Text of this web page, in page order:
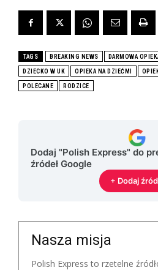
TAGS BREAKING NEWS DARMOWA
DZIECKO W UK OPIEKA NA DZIEĆMI
POLECANE RODZICE
Dodaj "Polish Express" do
źródeł Google
+ Dodaj
Nasza misja
Polish Express to rzetelne